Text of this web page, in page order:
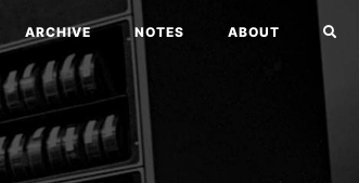
ARCHIVE NOTES ABOUT